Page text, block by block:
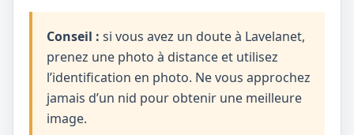
Conseil : si vous avez un doute à Lavelanet,
prenez une photo à distance et utilisez
l’identification en photo. Ne vous approchez
jamais d’un nid pour obtenir une meilleure
image.